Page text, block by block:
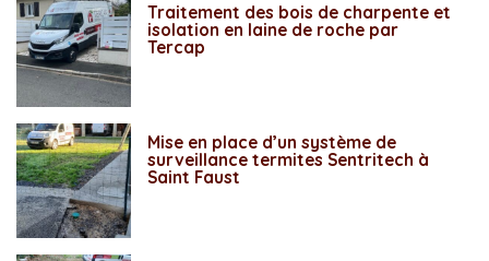
Traitement des bois de charpente et
isolation en laine de roche par
Tercap
Mise en place d’un système de
surveillance termites Sentritech à
Saint Faust